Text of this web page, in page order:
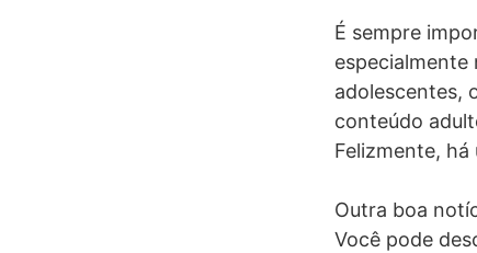
É sempre
especialmente
adolescentes,
conteúdo
Felizmente,
Outra boa
Você pode